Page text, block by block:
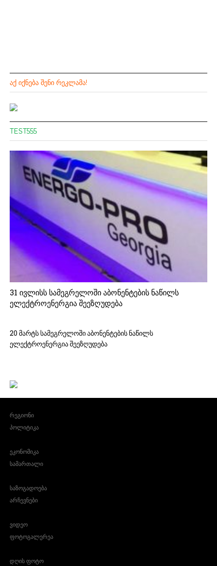
ᲐᲥ ᲘᲥᲜᲔᲑᲐ ᲨᲔᲜᲘ ᲠᲔᲙᲚᲐᲛᲐ!
TEST555
31 ივლისს სამეგრელოში აბონენტების ნაწილს
ელექტროენერგია შეეზღუდება
20 მარტს სამეგრელოში აბონენტების ნაწილს
ელექტროენერგია შეეზღუდება
რეგიონი
პოლიტიკა
ეკონომიკა
სამართალი
საზოგადოება
არჩევნები
ვიდეო
ფოტოგალერეა
დღის ფოტო